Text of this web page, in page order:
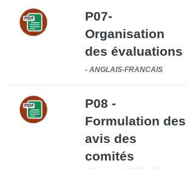
P07-
Organisation
des évaluations
- ANGLAIS-FRANCAIS
P08 -
Formulation des
avis des
comités